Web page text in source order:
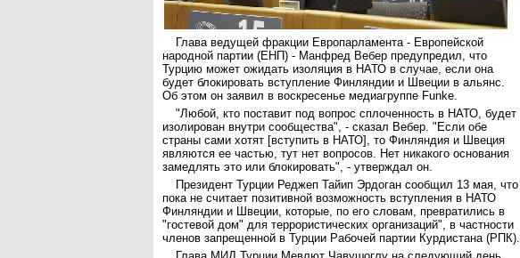
Глава ведущей фракции Европарламента - Европейской
народной партии (ЕНП) - Манфред Вебер предупредил, что
Турцию может ожидать изоляция в НАТО в случае, если она
будет блокировать вступление Финляндии и Швеции в альянс.
Об этом он заявил в воскресенье медиагруппе Funke.
"Любой, кто поставит под вопрос сплоченность в НАТО, будет
изолирован внутри сообщества", - сказал Вебер. "Если обе
страны сами хотят [вступить в НАТО], то Финляндия и Швеция
являются ее частью, тут нет вопросов. Нет никакого основания
замедлять это или блокировать", - утверждал он.
Президент Турции Реджеп Тайип Эрдоган сообщил 13 мая, что
пока не считает позитивной возможность вступления в НАТО
Финляндии и Швеции, которые, по его словам, превратились в
"гостевой дом" для террористических организаций", в частности
членов запрещенной в Турции Рабочей партии Курдистана (РПК).